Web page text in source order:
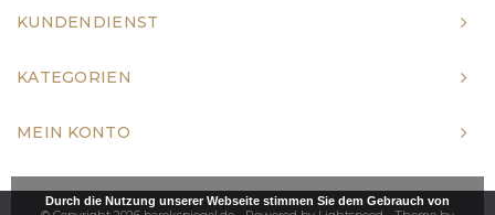
KUNDENDIENST
KATEGORIEN
MEIN KONTO
Durch die Nutzung unserer Webseite stimmen Sie dem Gebrauch von